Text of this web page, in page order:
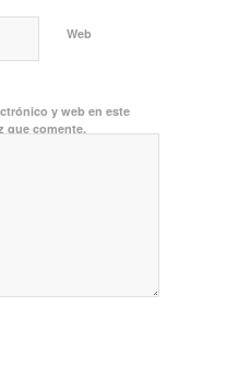
Web
y web en este
que comente.